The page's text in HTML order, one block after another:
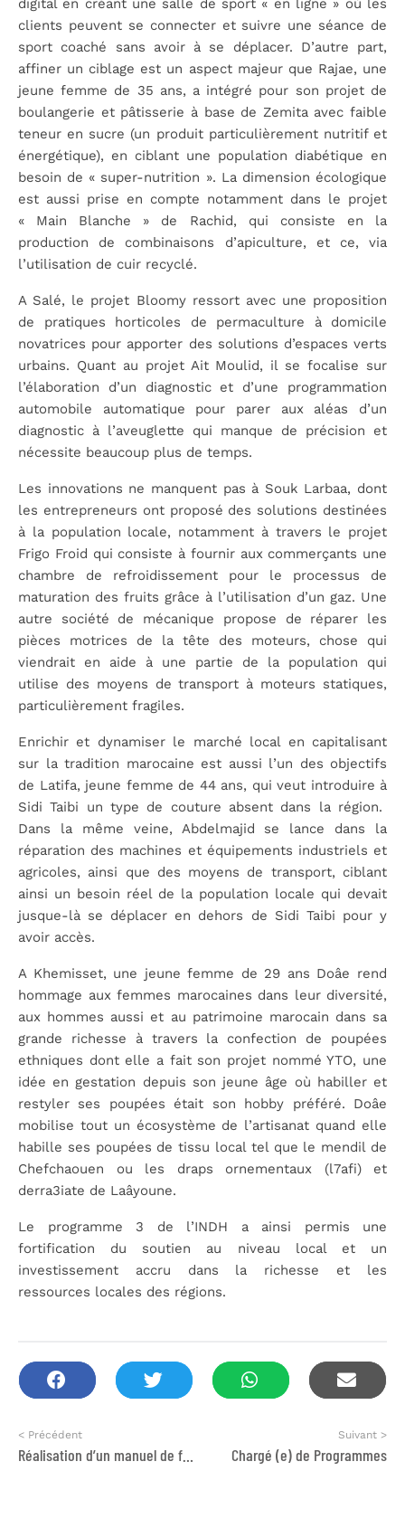
digital en créant une salle de sport « en ligne » où les
clients peuvent se connecter et suivre une séance de
sport coaché sans avoir à se déplacer. D’autre part,
affiner un ciblage est un aspect majeur que Rajae, une
jeune femme de 35 ans, a intégré pour son projet de
boulangerie et pâtisserie à base de Zemita avec faible
teneur en sucre (un produit particulièrement nutritif et
énergétique), en ciblant une population diabétique en
besoin de « super-nutrition ». La dimension écologique
est aussi prise en compte notamment dans le projet
« Main Blanche » de Rachid, qui consiste en la
production de combinaisons d’apiculture, et ce, via
l’utilisation de cuir recyclé.
A Salé, le projet Bloomy ressort avec une proposition
de pratiques horticoles de permaculture à domicile
novatrices pour apporter des solutions d’espaces verts
urbains. Quant au projet Ait Moulid, il se focalise sur
l’élaboration d’un diagnostic et d’une programmation
automobile automatique pour parer aux aléas d’un
diagnostic à l’aveuglette qui manque de précision et
nécessite beaucoup plus de temps.
Les innovations ne manquent pas à Souk Larbaa, dont
les entrepreneurs ont proposé des solutions destinées
à la population locale, notamment à travers le projet
Frigo Froid qui consiste à fournir aux commerçants une
chambre de refroidissement pour le processus de
maturation des fruits grâce à l’utilisation d’un gaz. Une
autre société de mécanique propose de réparer les
pièces motrices de la tête des moteurs, chose qui
viendrait en aide à une partie de la population qui
utilise des moyens de transport à moteurs statiques,
particulièrement fragiles.
Enrichir et dynamiser le marché local en capitalisant
sur la tradition marocaine est aussi l’un des objectifs
de Latifa, jeune femme de 44 ans, qui veut introduire à
Sidi Taibi un type de couture absent dans la région.
Dans la même veine, Abdelmajid se lance dans la
réparation des machines et équipements industriels et
agricoles, ainsi que des moyens de transport, ciblant
ainsi un besoin réel de la population locale qui devait
jusque-là se déplacer en dehors de Sidi Taibi pour y
avoir accès.
A Khemisset, une jeune femme de 29 ans Doâe rend
hommage aux femmes marocaines dans leur diversité,
aux hommes aussi et au patrimoine marocain dans sa
grande richesse à travers la confection de poupées
ethniques dont elle a fait son projet nommé YTO, une
idée en gestation depuis son jeune âge où habiller et
restyler ses poupées était son hobby préféré. Doâe
mobilise tout un écosystème de l’artisanat quand elle
habille ses poupées de tissu local tel que le mendil de
Chefchaouen ou les draps ornementaux (l7afi) et
derra3iate de Laâyoune.
Le programme 3 de l’INDH a ainsi permis une
fortification du soutien au niveau local et un
investissement accru dans la richesse et les
ressources locales des régions.
< Précédent Suivant >
Chargé (e) de Programmes